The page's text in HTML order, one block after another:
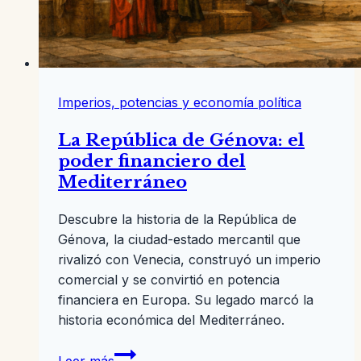
Imperios, potencias y economía política
La República de Génova: el
poder financiero del
Mediterráneo
Descubre la historia de la República de
Génova, la ciudad-estado mercantil que
rivalizó con Venecia, construyó un imperio
comercial y se convirtió en potencia
financiera en Europa. Su legado marcó la
historia económica del Mediterráneo.
La